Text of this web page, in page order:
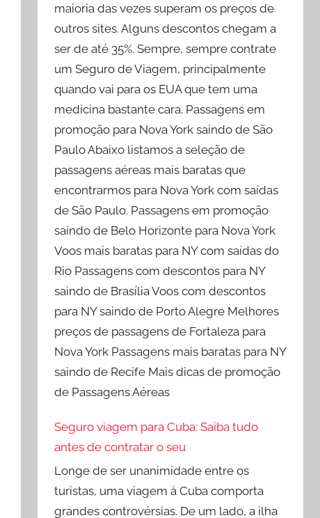
maioria das vezes superam os preços de
outros sites. Alguns descontos chegam a
ser de até 35%. Sempre, sempre contrate
um Seguro de Viagem, principalmente
quando vai para os EUA que tem uma
medicina bastante cara. Passagens em
promoção para Nova York saindo de São
Paulo Abaixo listamos a seleção de
passagens aéreas mais baratas que
encontrarmos para Nova York com saídas
de São Paulo. Passagens em promoção
saindo de Belo Horizonte para Nova York
Voos mais baratas para NY com saídas do
Rio Passagens com descontos para NY
saindo de Brasília Voos com descontos
para NY saindo de Porto Alegre Melhores
preços de passagens de Fortaleza para
Nova York Passagens mais baratas para NY
saindo de Recife Mais dicas de promoção
de Passagens Aéreas
Seguro viagem para Cuba: Saiba tudo
antes de contratar o seu
Longe de ser unanimidade entre os
turistas, uma viagem à Cuba comporta
grandes controvérsias. De um lado, a ilha